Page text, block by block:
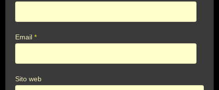
Email*
Sito web